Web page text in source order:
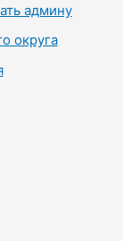
админу
округа